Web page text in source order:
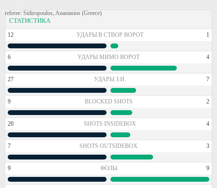
referee: Sidiropoulos, Anastasios (Greece)
СТАТИСТИКА
12 УДАРЫ В СТВОР ВОРОТ 1
6 УДАРЫ МИМО ВОРОТ 4
27 УДАРЫ З.И. 7
9 BLOCKED SHOTS 2
20 SHOTS INSIDEBOX 4
7 SHOTS OUTSIDEBOX 3
9 ФОЛЫ 9